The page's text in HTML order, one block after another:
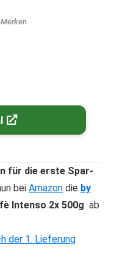
für die erste Spar-
bei Amazon die by
Intenso 2x 500g ab
der 1. Lieferung